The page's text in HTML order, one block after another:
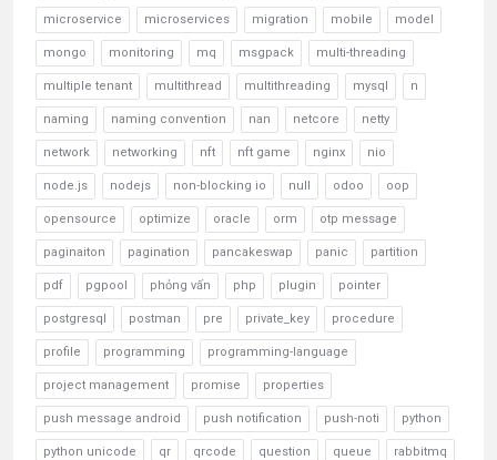
microservice microservices migration mobile model
mongo monitoring mq msgpack multi-threading
multiple tenant multithread multithreading mysql n
naming naming convention nan netcore netty
network networking nft nft game nginx nio
node.js nodejs non-blocking io null odoo oop
opensource optimize oracle orm otp message
paginaiton pagination pancakeswap panic partition
pdf pgpool phỏng vấn php plugin pointer
postgresql postman pre private_key procedure
profile programming programming-language
project management promise properties
push message android push notification push-noti python
python unicode qr qrcode question queue rabbitmq